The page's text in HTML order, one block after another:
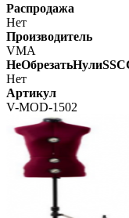
Распродажа
Нет
Производитель
VMA
Нет
Артикул
V-MOD-1502